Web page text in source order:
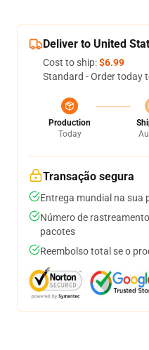
Deliver to United
Cost to ship:$6.99
Standard - Order today
Production
Today
Transação segura
Entrega mundial na sua
Número de
pacotes
Reembolso total se o